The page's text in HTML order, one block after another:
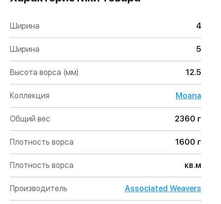
Ширина 4
Ширина 5
Высота ворса (мм) 12.5
Коллекция Moana
Общий вес 2360 г
Плотность ворса 1600 г
Плотность ворса кв.м
Производитель Associated Weavers